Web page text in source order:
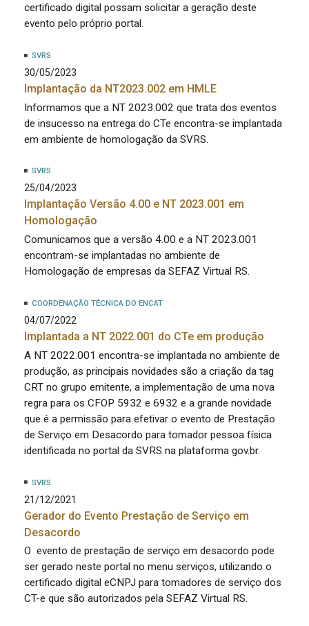
certificado digital possam solicitar a geração deste
evento pelo próprio portal.
SVRS
30/05/2023
Implantação da NT2023.002 em HMLE
Informamos que a NT 2023.002 que trata dos eventos
de insucesso na entrega do CTe encontra-se implantada
em ambiente de homologação da SVRS.
SVRS
25/04/2023
Implantação Versão 4.00 e NT 2023.001 em
Homologação
Comunicamos que a versão 4.00 e a NT 2023.001
encontram-se implantadas no ambiente de
Homologação de empresas da SEFAZ Virtual RS.
COORDENAÇÃO TÉCNICA DO ENCAT
04/07/2022
Implantada a NT 2022.001 do CTe em produção
A NT 2022.001 encontra-se implantada no ambiente de
produção, as principais novidades são a criação da tag
CRT no grupo emitente, a implementação de uma nova
regra para os CFOP 5932 e 6932 e a grande novidade
que é a permissão para efetivar o evento de Prestação
de Serviço em Desacordo para tomador pessoa física
identificada no portal da SVRS na plataforma gov.br.
SVRS
21/12/2021
Gerador do Evento Prestação de Serviço em
Desacordo
O evento de prestação de serviço em desacordo pode
ser gerado neste portal no menu serviços, utilizando o
certificado digital eCNPJ para tomadores de serviço dos
CT-e que são autorizados pela SEFAZ Virtual RS.